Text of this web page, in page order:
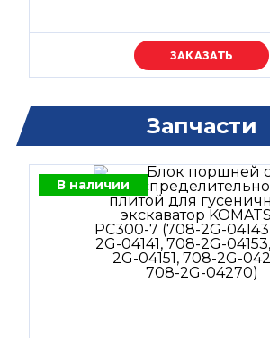
Уточняйте цену
Запчасти
В наличии